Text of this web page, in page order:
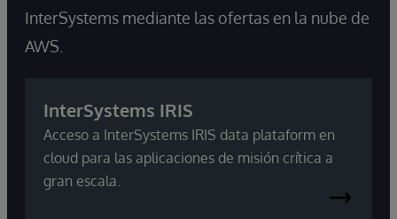
InterSystems mediante las ofertas en la nube de
AWS.
InterSystems IRIS
Acceso a InterSystems IRIS data plataform en
cloud para las aplicaciones de misión crítica a
gran escala.